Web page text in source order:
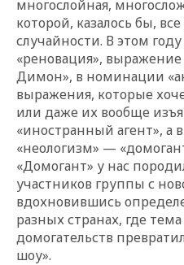
многослойная,
которой, казалось бы,
случайности. В этом
«реновация»,
Димон», в номинации
выражения, которые
или даже их вообще
«иностранный агент», а
«неологизм» —
«Домогант» у нас
участников группы с
вдохновившись
разных странах, где
домогательств
шоу».